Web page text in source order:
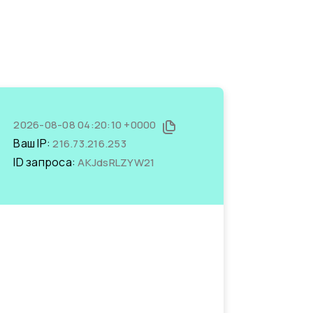
2026-08-08 04:20:10 +0000
Ваш IP:216.73.216.253
ID запроса:AKJdsRLZYW21